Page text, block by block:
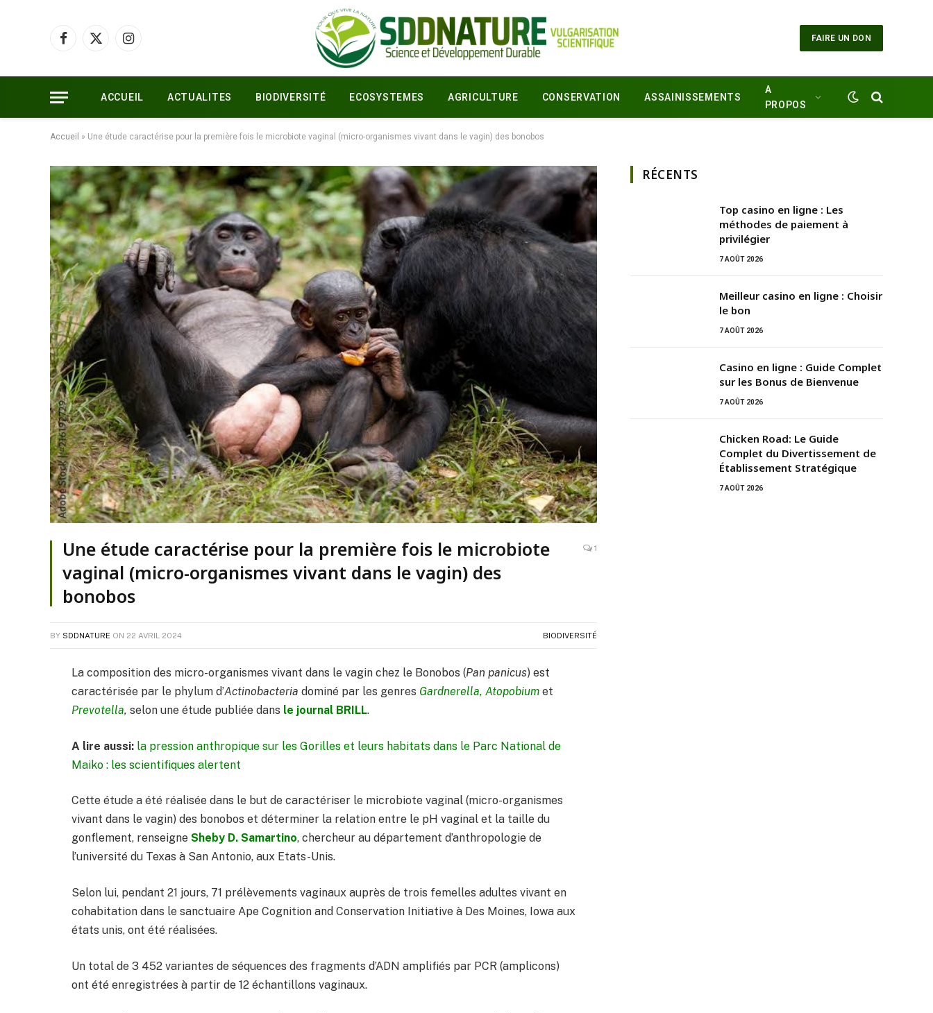
Facebook
X
Instagram
FAIRE UN DON
ACCUEIL ACTUALITES BIODIVERSITÉ ECOSYSTEMES AGRICULTURE CONSERVATION ASSAINISSEMENTS
A
PROPOS
Accueil » Une étude caractérise pour la première fois le microbiote vaginal (micro-organismes vivant dans le vagin) des bonobos
Une étude caractérise pour la première fois le microbiote
vaginal (micro-organismes vivant dans le vagin) des
bonobos
1
BY SDDNATURE ON 22 AVRIL 2024 BIODIVERSITÉ
La composition des micro-organismes vivant dans le vagin chez le Bonobos (Pan panicus) est
caractérisée par le phylum d’Actinobacteria dominé par les genres Gardnerella, Atopobium et
Prevotella, selon une étude publiée dans le journal BRILL.
A lire aussi: la pression anthropique sur les Gorilles et leurs habitats dans le Parc National de
Maiko : les scientifiques alertent
Cette étude a été réalisée dans le but de caractériser le microbiote vaginal (micro-organismes
vivant dans le vagin) des bonobos et déterminer la relation entre le pH vaginal et la taille du
gonflement, renseigne Sheby D. Samartino, chercheur au département d’anthropologie de
l’université du Texas à San Antonio, aux Etats-Unis.
Selon lui, pendant 21 jours, 71 prélèvements vaginaux auprès de trois femelles adultes vivant en
cohabitation dans le sanctuaire Ape Cognition and Conservation Initiative à Des Moines, Iowa aux
états unis, ont été réalisées.
Un total de 3 452 variantes de séquences des fragments d’ADN amplifiés par PCR (amplicons)
ont été enregistrées à partir de 12 échantillons vaginaux.
RÉCENTS
Top casino en ligne : Les
méthodes de paiement à
privilégier
7 AOÛT 2026
Meilleur casino en ligne : Choisir
le bon
7 AOÛT 2026
Casino en ligne : Guide Complet
sur les Bonus de Bienvenue
7 AOÛT 2026
Chicken Road: Le Guide
Complet du Divertissement de
Établissement Stratégique
7 AOÛT 2026